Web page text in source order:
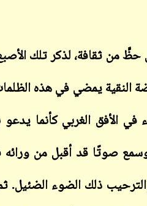
من ثقافة، لذكر تلك
النقية يمضي في هذه
الأفق الغربي كأنما
وسمع صوتًا قد أقبل من
ذلك الضوء الضئيل.